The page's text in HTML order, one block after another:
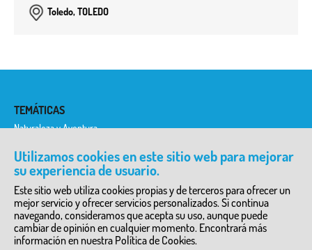
Utilizamos cookies en este sitio web para mejorar
su experiencia de usuario.
Este sitio web utiliza cookies propias y de terceros para ofrecer un
mejor servicio y ofrecer servicios personalizados. Si continua
navegando, consideramos que acepta su uso, aunque puede
cambiar de opinión en cualquier momento. Encontrará más
información en nuestra Política de Cookies.
Toledo, TOLEDO
TEMÁTICAS
Naturaleza y Aventura
Historia del Arte
Ciencia y Tecnología
Literatura y Teatro
Arqueología
DIRECTORIO DE SERVICIOS
Granjas Escuela y Zoos
Empresas de turismo activo y ecoturismo